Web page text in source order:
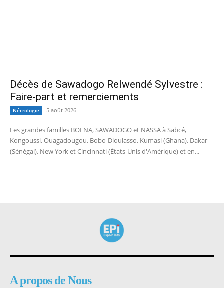
Décès de Sawadogo Relwendé Sylvestre :
Faire-part et remerciements
Nécrologie 5 août 2026
Les grandes familles BOENA, SAWADOGO et NASSA à Sabcé,
Kongoussi, Ouagadougou, Bobo-Dioulasso, Kumasi (Ghana), Dakar
(Sénégal), New York et Cincinnati (États-Unis d'Amérique) et en...
A propos de Nous